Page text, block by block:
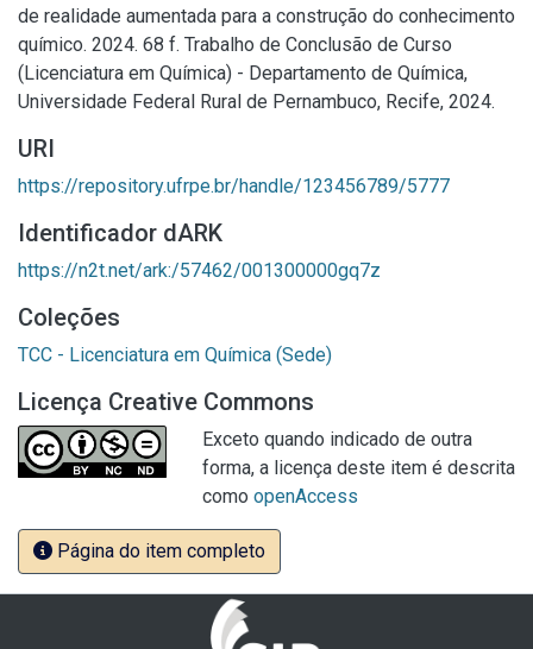
de realidade aumentada para a construção do conhecimento
químico. 2024. 68 f. Trabalho de Conclusão de Curso
(Licenciatura em Química) - Departamento de Química,
Universidade Federal Rural de Pernambuco, Recife, 2024.
URI
https://repository.ufrpe.br/handle/123456789/5777
Identificador dARK
https://n2t.net/ark:/57462/001300000gq7z
Coleções
TCC - Licenciatura em Química (Sede)
Licença Creative Commons
Exceto quando indicado de outra
forma, a licença deste item é descrita
como openAccess
Página do item completo